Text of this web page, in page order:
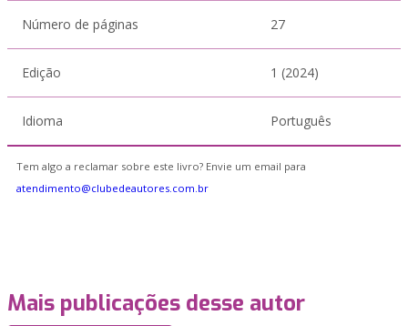
Número de páginas 27
Edição 1 (2024)
Idioma Português
Tem algo a reclamar sobre este livro? Envie um email para
atendimento@clubedeautores.com.br
Mais publicações desse autor